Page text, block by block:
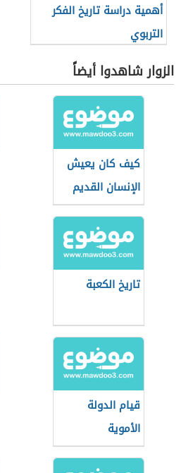
أهمية دراسة تاريخ الفكر
التربوي
الزوار شاهدوا أيضاً
كيف كان يعيش
الإنسان القديم
تاريخ الكعبة
قيام الدولة
الأموية